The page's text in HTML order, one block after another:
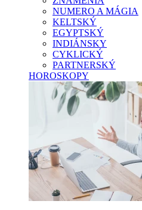
NUMERO A MÁGIA
KELTSKÝ
EGYPTSKÝ
INDIÁNSKY
CYKLICKÝ
PARTNERSKÝ
HOROSKOPY